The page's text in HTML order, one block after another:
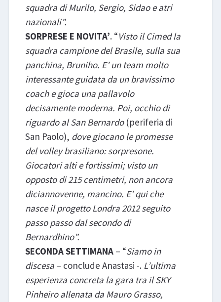
squadra di Murilo, Sergio, Sidao e atri
nazionali”.
SORPRESE E NOVITA’. “Visto il Cimed la
squadra campione del Brasile, sulla sua
panchina, Bruniho. E’ un team molto
interessante guidata da un bravissimo
coach e gioca una pallavolo
decisamente moderna. Poi, occhio di
riguardo al San Bernardo(periferia di
San Paolo), dove giocano le promesse
del volley brasiliano: sorpresone.
Giocatori alti e fortissimi; visto un
opposto di 215 centimetri, non ancora
diciannovenne, mancino. E’ qui che
nasce il progetto Londra 2012 seguito
passo passo dal secondo di
Bernardhino”.
SECONDA SETTIMANA– “Siamo in
discesa– conclude Anastasi -. L’ultima
esperienza concreta la gara tra il SKY
Pinheiro allenata da Mauro Grasso,